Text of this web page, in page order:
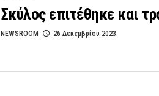
Σκύλος επιτέθηκε και
NEWSROOM 26 Δεκεμβρίου 2023